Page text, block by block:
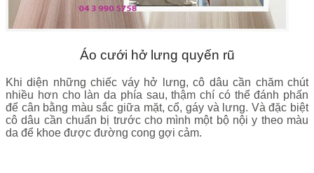
Áo cưới hở lưng quyến rũ
Khi diện những chiếc váy hở lưng, cô dâu cần chăm chút
nhiều hơn cho làn da phía sau, thậm chí có thể đánh phấn
để cân bằng màu sắc giữa mặt, cổ, gáy và lưng. Và đặc biệt
cô dâu cần chuẩn bị trước cho mình một bộ nội y theo màu
da để khoe được đường cong gợi cảm.